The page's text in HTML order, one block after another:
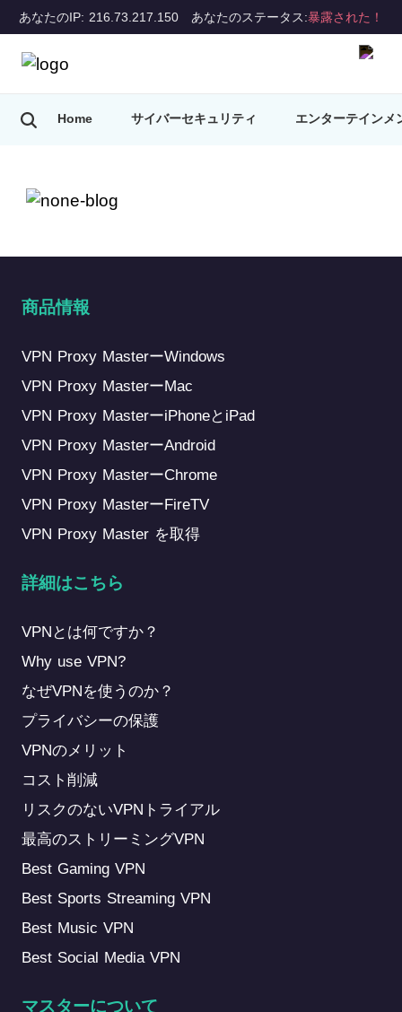
あなたのIP: 216.73.217.150 あなたのステータス:暴露された！
Home サイバーセキュリティ エンターテインメ
商品情報
VPN Proxy MasterーWindows
VPN Proxy MasterーMac
VPN Proxy MasterーiPhoneとiPad
VPN Proxy MasterーAndroid
VPN Proxy MasterーChrome
VPN Proxy MasterーFireTV
VPN Proxy Master を取得
詳細はこちら
VPNとは何ですか？
Why use VPN?
なぜVPNを使うのか？
プライバシーの保護
VPNのメリット
コスト削減
リスクのないVPNトライアル
最高のストリーミングVPN
Best Gaming VPN
Best Sports Streaming VPN
Best Music VPN
Best Social Media VPN
マスターについて